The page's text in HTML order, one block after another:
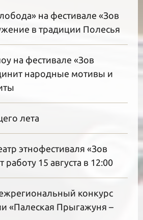
на фестивале «Зов
в традиции Полесья
на фестивале «Зов
народные мотивы и
лета
этнофестиваля «Зов
работу 15 августа в 12:00
конкурс
«Палеская Прыгажуня –